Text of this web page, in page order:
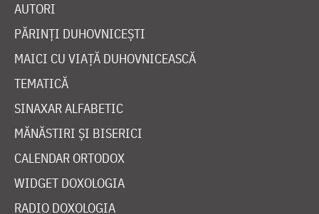
AUTORI
PĂRINȚI DUHOVNICEȘTI
MAICI CU VIAȚĂ DUHOVNICEASCĂ
TEMATICĂ
SINAXAR ALFABETIC
MĂNĂSTIRI ȘI BISERICI
CALENDAR ORTODOX
WIDGET DOXOLOGIA
RADIO DOXOLOGIA